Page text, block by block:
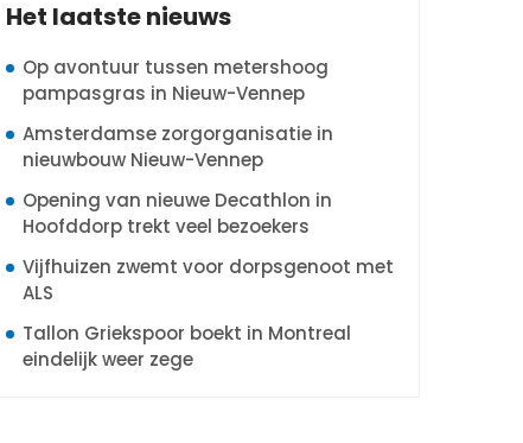
Het laatste nieuws
Op avontuur tussen metershoog
pampasgras in Nieuw-Vennep
Amsterdamse zorgorganisatie in
nieuwbouw Nieuw-Vennep
Opening van nieuwe Decathlon in
Hoofddorp trekt veel bezoekers
Vijfhuizen zwemt voor dorpsgenoot met
ALS
Tallon Griekspoor boekt in Montreal
eindelijk weer zege